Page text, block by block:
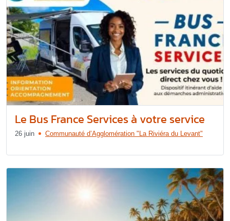
Le Bus France Services à votre service
26 juin Communauté d’Agglomération "La Riviéra du Levant"